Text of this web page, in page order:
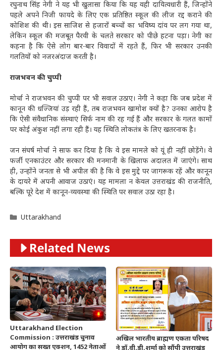
रघुनाथ सिंह नेगी ने यह भी खुलासा किया कि यह वही दायित्वधारी हैं, जिन्होंने
पहले अपने निजी फायदे के लिए एक प्रतिष्ठित स्कूल की लीज रद्द कराने की
कोशिश की थी। इस साजिश से हजारों बच्चों का भविष्य दांव पर लग गया था,
लेकिन स्कूल की मजबूत पैरवी के चलते सरकार को पीछे हटना पड़ा। नेगी का
कहना है कि ऐसे लोग बार-बार विवादों में रहते हैं, फिर भी सरकार उनकी
गलतियों को नजरअंदाज करती है।
राजभवन की चुप्पी
मोर्चा ने राजभवन की चुप्पी पर भी सवाल उठाए। नेगी ने कहा कि जब प्रदेश में
कानून की धज्जियां उड़ रही हैं, तब राजभवन खामोश क्यों है? उनका आरोप है
कि ऐसी संवैधानिक संस्थाएं सिर्फ नाम की रह गई हैं और सरकार के गलत कामों
पर कोई अंकुश नहीं लगा रही हैं। यह स्थिति लोकतंत्र के लिए खतरनाक है।
जन संघर्ष मोर्चा ने साफ कर दिया है कि वे इस मामले को यूं ही नहीं छोड़ेंगे। वे
फर्जी एनकाउंटर और सरकार की मनमानी के खिलाफ अदालत में जाएंगे। साथ
ही, उन्होंने जनता से भी अपील की है कि वे इस मुद्दे पर जागरूक रहें और कानून
के दायरे में अपनी आवाज उठाएं। यह मामला न केवल उत्तराखंड की राजनीति,
बल्कि पूरे देश में कानून-व्यवस्था की स्थिति पर सवाल उठा रहा है।
Categories
Uttarakhand
Related News
Uttarakhand Election
Commission : उत्तराखंड चुनाव
आयोग का सख्त एक्शन, 1452 नेताओं
अखिल भारतीय ब्राह्मण एकता परिषद
ने डॉ.वी.डी.शर्मा को सौंपी उत्तराखंड